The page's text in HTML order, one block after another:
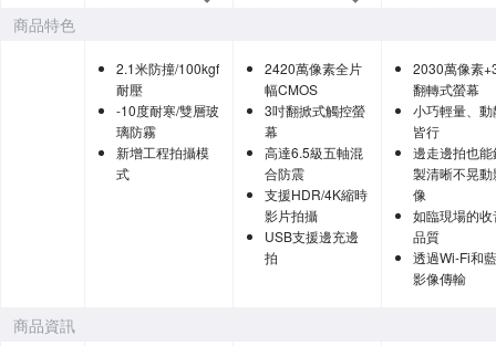
組 公司貨
鏡組 公司貨
商品特色
2.1米防撞/100kgf
耐壓
-10度耐寒/雙層玻
璃防霧
新增工程拍攝模
式
2420萬像素全片
幅CMOS
3吋翻掀式觸控螢
幕
高達6.5級五軸混
合防震
支援HDR/4K縮時
影片拍攝
USB支援邊充邊
拍
2030萬像素
翻轉式螢幕
小巧輕量、動
皆行
邊走邊拍也能
製清晰不晃動
像
如臨現場的收
品質
透過Wi-Fi和
影像傳輸
商品資訊